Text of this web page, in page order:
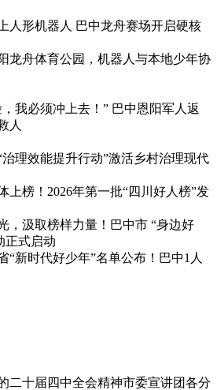
人形机器人 巴中龙舟赛场开启硬核
龙舟体育公园，机器人与本地少年协
我必须冲上去！” 巴中恩阳军人返
人
理效能提升行动”激活乡村治理现代
上榜！2026年第一批“四川好人榜”发
，汲取榜样力量！巴中市 “身边好
正式启动
“新时代好少年”名单公布！巴中1人
二十届四中全会精神市委宣讲团各分